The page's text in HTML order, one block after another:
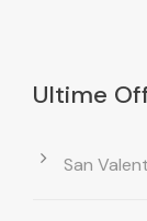
Ultime
San